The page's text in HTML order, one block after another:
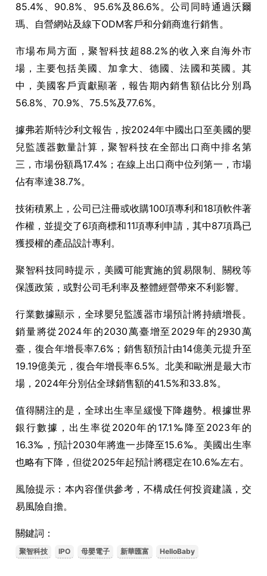
85.4%、90.8%、95.6%及86.6%。公司同時通過沃爾
瑪、自營網站及線下ODM客戶和分銷商進行銷售。
市場布局方面，聚智科技超88.2%的收入來自海外市
場，主要包括美國、加拿大、德國、法國和英國。其
中，美國客戶貢獻顯著，報告期內銷售額佔比分別爲
56.8%、70.9%、75.5%及77.6%。
據弗若斯特沙利文報告，按2024年中國出口至美國的嬰
兒監護器數量計算，聚智科技在全部出口商中排名第
三，市場份額爲17.4%；在線上出口商中位列第一，市場
佔有率達38.7%。
技術積累上，公司已注冊或收購100項專利和18項軟件著
作權，並提交了6項商標和11項專利申請，其中87項爲已
獲授權的產品設計專利。
聚智科技同時提示，美國可能實施的貿易限制、關稅等
保護政策，或對公司毛利率及整體經營帶來不利影響。
行業數據顯示，全球嬰兒監護器市場預計將持續增長。
銷量將從2024年的2030萬臺增至2029年的2930萬
臺，復合年增長率7.6%；銷售額預計由14億美元提升至
19.19億美元，復合年增長率6.5%。北美和歐洲是最大市
場，2024年分別佔全球銷售額的41.5%和33.8%。
值得關注的是，全球出生率呈緩慢下降趨勢。根據世界
銀行數據，出生率從2020年的17.1‰降至2023年的
16.3‰，預計2030年將進一步降至15.6‰。美國出生率
也略有下降，但從2025年起預計將穩定在10.6‰左右。
風險提示：本內容僅供參考，不構成任何投資建議，交
易風險自擔。
關鍵詞：
聚智科技 IPO 母嬰電子 新華匯富 HelloBaby